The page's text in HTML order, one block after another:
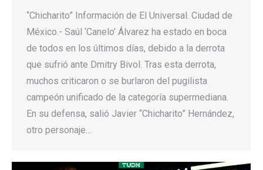
“Chicharito” Información de El Universal. Ciudad de
México.- Saúl ‘Canelo’ Álvarez ha estado en boca
de todos en los últimos días, debido a la derrota
que sufrió ante Dmitry Bivol. Tras esta derrota,
muchos criticaron o se burlaron del pugilista
campeón unificado de la categoría supermediana.
En su defensa, salió Javier “Chicharito” Hernández,
otro personaje…